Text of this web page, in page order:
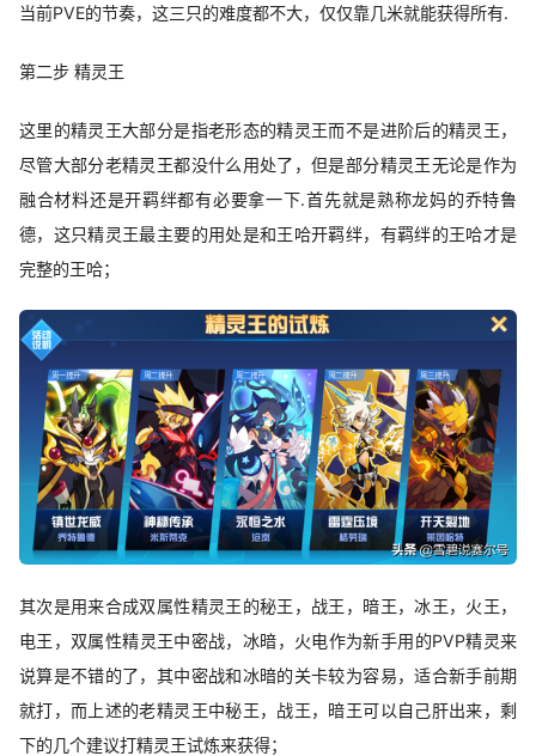
当前PVE的节奏，这三只的难度都不大，仅仅靠几米就能获得所有.
第二步 精灵王
这里的精灵王大部分是指老形态的精灵王而不是进阶后的精灵王，
尽管大部分老精灵王都没什么用处了，但是部分精灵王无论是作为
融合材料还是开羁绊都有必要拿一下.首先就是熟称龙妈的乔特鲁
德，这只精灵王最主要的用处是和王哈开羁绊，有羁绊的王哈才是
完整的王哈；
其次是用来合成双属性精灵王的秘王，战王，暗王，冰王，火王，
电王，双属性精灵王中密战，冰暗，火电作为新手用的PVP精灵来
说算是不错的了，其中密战和冰暗的关卡较为容易，适合新手前期
就打，而上述的老精灵王中秘王，战王，暗王可以自己肝出来，剩
下的几个建议打精灵王试炼来获得；